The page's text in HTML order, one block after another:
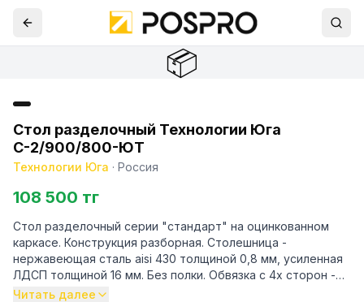
📦
Стол разделочный Технологии Юга
С-2/900/800-ЮТ
Технологии Юга · Россия
108 500 тг
Стол разделочный серии "стандарт" на оцинкованном
каркасе. Конструкция разборная. Столешница -
нержавеющая сталь aisi 430 толщиной 0,8 мм, усиленная
ЛДСП толщиной 16 мм. Без полки. Обвязка с 4х сторон -
оцинкованная сталь. Каркас - уголок 40/40 мм из оци
Читать далее